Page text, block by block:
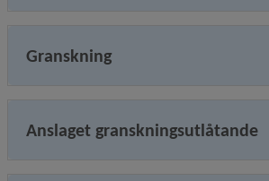
Granskning
Anslaget granskningsutlåtande